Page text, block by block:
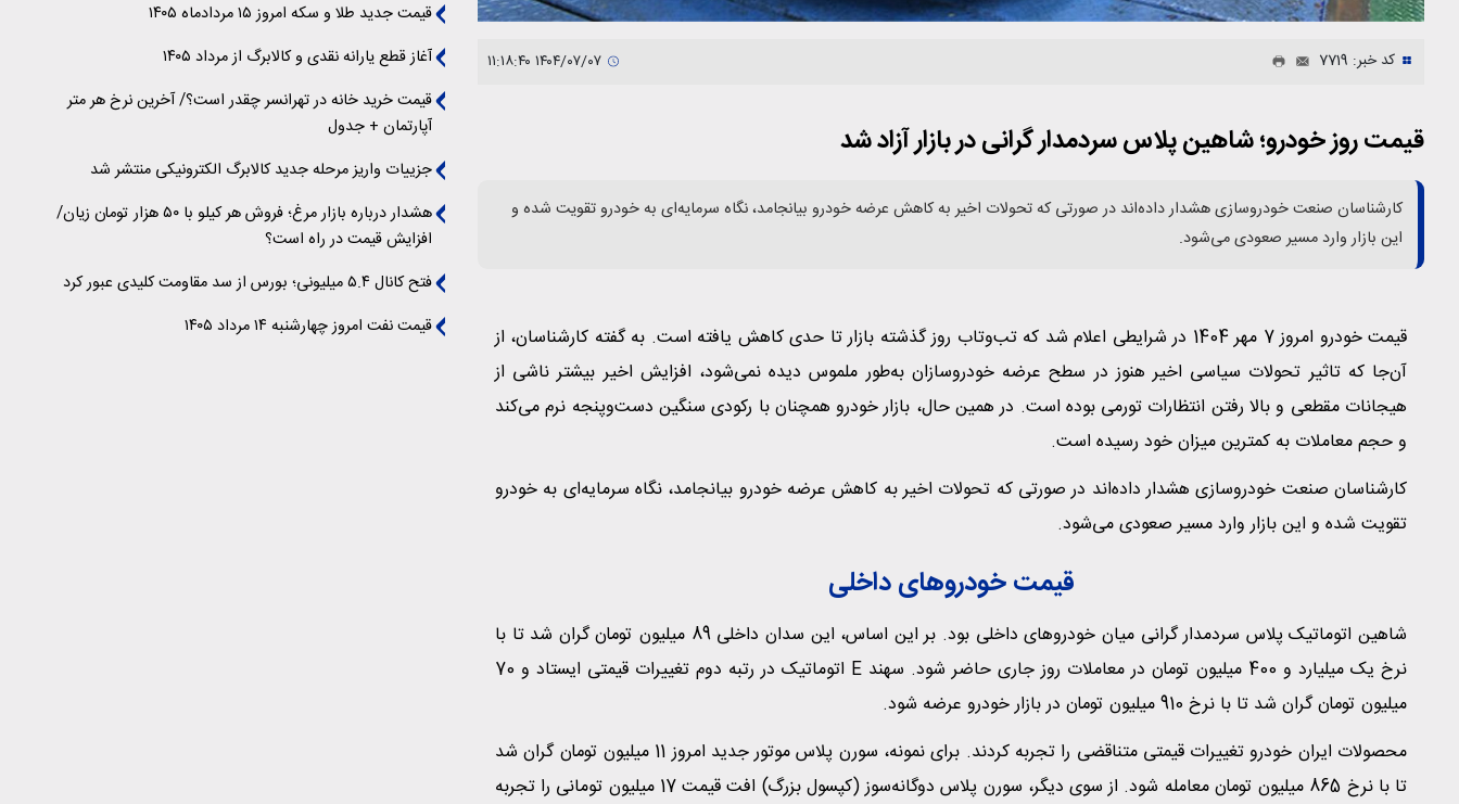
کد خبر: 7719
قیمت روز خودرو؛ شاهین پلاس سردمدار گرانی در بازار آزاد شد
کارشناسان صنعت خودروسازی هشدار داده‌اند در صورتی که تحولات اخیر به کاهش عرضه خودرو بیانجامد، نگاه سرمایه‌ای به خودرو تقویت شده و
این بازار وارد مسیر صعودی می‌شود.
قیمت خودرو امروز 7 مهر 1404 در شرایطی اعلام شد که تب‌وتاب روز گذشته بازار تا حدی کاهش یافته است. به گفته کارشناسان، از
آن‌جا که تاثیر تحولات سیاسی اخیر هنوز در سطح عرضه خودروسازان به‌طور ملموس دیده نمی‌شود، افزایش اخیر بیشتر ناشی از
هیجانات مقطعی و بالا رفتن انتظارات تورمی بوده است. در همین حال، بازار خودرو همچنان با رکودی سنگین دست‌وپنجه نرم می‌کند
و حجم معاملات به کمترین میزان خود رسیده است.
کارشناسان صنعت خودروسازی هشدار داده‌اند در صورتی که تحولات اخیر به کاهش عرضه خودرو بیانجامد، نگاه سرمایه‌ای به خودرو
تقویت شده و این بازار وارد مسیر صعودی می‌شود.
قیمت خودروهای داخلی
شاهین اتوماتیک پلاس سردمدار گرانی میان خودروهای داخلی بود. بر این اساس، این سدان داخلی 89 میلیون تومان گران شد تا با
نرخ یک میلیارد و 400 میلیون تومان در معاملات روز جاری حاضر شود. سهند E اتوماتیک در رتبه دوم تغییرات قیمتی ایستاد و 70
میلیون تومان گران شد تا با نرخ 910 میلیون تومان در بازار خودرو عرضه شود.
محصولات ایران خودرو تغییرات قیمتی متناقضی را تجربه کردند. برای نمونه، سورن پلاس موتور جدید امروز 11 میلیون تومان گران شد
تا با نرخ 865 میلیون تومان معامله شود. از سوی دیگر، سورن پلاس دوگانه‌سوز (کپسول بزرگ) افت قیمت 17 میلیون تومانی را تجربه
قیمت جدید طلا و سکه امروز ۱۵ مردادماه ۱۴۰۵
آغاز قطع یارانه نقدی و کالابرگ از مرداد ۱۴۰۵
قیمت خرید خانه در تهرانسر چقدر است؟/ آخرین نرخ هر متر
آپارتمان + جدول
جزییات واریز مرحله جدید کالابرگ الکترونیکی منتشر شد
هشدار درباره بازار مرغ؛ فروش هر کیلو با ۵۰ هزار تومان زیان/
افزایش قیمت در راه است؟
فتح کانال ۵.۴ میلیونی؛ بورس از سد مقاومت کلیدی عبور کرد
قیمت نفت امروز چهارشنبه ۱۴ مرداد ۱۴۰۵